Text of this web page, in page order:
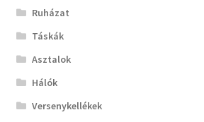
Ruházat
Táskák
Asztalok
Hálók
Versenykellékek